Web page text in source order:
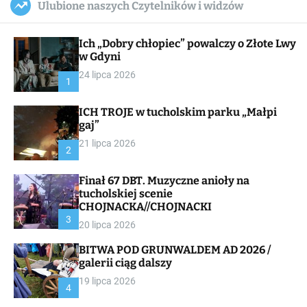
c
a
a
s
W
i
e
l
c
Ulubione naszych Czytelników i widzów
1
Ich „Dobry chłopiec” powalczy o Złote Lwy
w Gdyni
24 lipca 2026
2
ICH TROJE w tucholskim parku „Małpi
gaj”
21 lipca 2026
3
Finał 67 DBT. Muzyczne anioły na
tucholskiej scenie
CHOJNACKA//CHOJNACKI
20 lipca 2026
4
BITWA POD GRUNWALDEM AD 2026 /
galerii ciąg dalszy
19 lipca 2026